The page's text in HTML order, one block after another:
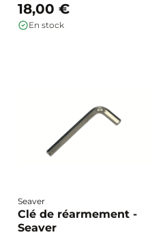
déclenchement optimal et une
sécurité maximale à chaque
utilisation.
18,00 €
En stock
Seaver
Clé de réarmement -
Seaver